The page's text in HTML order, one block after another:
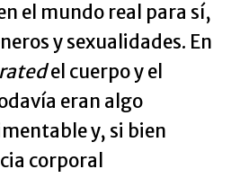
el mundo real para sí,
y sexualidades. En
el cuerpo y el
eran algo
y, si bien
corporal